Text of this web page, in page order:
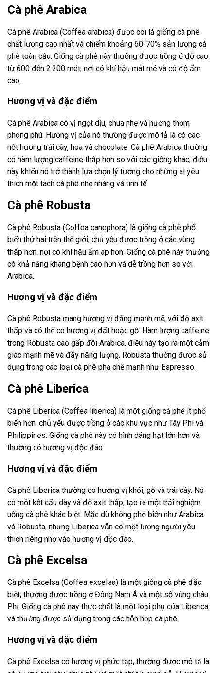
Cà phê Arabica
Cà phê Arabica (Coffea arabica) được coi là giống cà phê
chất lượng cao nhất và chiếm khoảng 60-70% sản lượng cà
phê toàn cầu. Giống cà phê này thường được trồng ở độ cao
từ 600 đến 2.200 mét, nơi có khí hậu mát mẻ và có độ ẩm
cao.
Hương vị và đặc điểm
Cà phê Arabica có vị ngọt dịu, chua nhẹ và hương thơm
phong phú. Hương vị của nó thường được mô tả là có các
nốt hương trái cây, hoa và chocolate. Cà phê Arabica thường
có hàm lượng caffeine thấp hơn so với các giống khác, điều
này khiến nó trở thành lựa chọn lý tưởng cho những ai yêu
thích một tách cà phê nhẹ nhàng và tinh tế.
Cà phê Robusta
Cà phê Robusta (Coffea canephora) là giống cà phê phổ
biến thứ hai trên thế giới, chủ yếu được trồng ở các vùng
thấp hơn, nơi có khí hậu ấm áp hơn. Giống cà phê này thường
có khả năng kháng bệnh cao hơn và dễ trồng hơn so với
Arabica.
Hương vị và đặc điểm
Cà phê Robusta mang hương vị đắng mạnh mẽ, với độ axit
thấp và có thể có hương vị đất hoặc gỗ. Hàm lượng caffeine
trong Robusta cao gấp đôi Arabica, điều này tạo ra một cảm
giác mạnh mẽ và đầy năng lượng. Robusta thường được sử
dụng trong các loại cà phê pha chế mạnh như Espresso.
Cà phê Liberica
Cà phê Liberica (Coffea liberica) là một giống cà phê ít phổ
biến hơn, chủ yếu được trồng ở các khu vực như Tây Phi và
Philippines. Giống cà phê này có hình dáng hạt lớn hơn và
thường có hương vị độc đáo.
Hương vị và đặc điểm
Cà phê Liberica thường có hương vị khói, gỗ và trái cây. Nó
có một kết cấu dày và độ axit thấp, tạo ra một trải nghiệm
uống cà phê khác biệt. Mặc dù không phổ biến như Arabica
và Robusta, nhưng Liberica vẫn có một lượng người yêu
thích riêng nhờ vào hương vị độc đáo.
Cà phê Excelsa
Cà phê Excelsa (Coffea excelsa) là một giống cà phê đặc
biệt, thường được trồng ở Đông Nam Á và một số vùng châu
Phi. Giống cà phê này thực chất là một loại phụ của Liberica
và thường được sử dụng trong các hỗn hợp cà phê.
Hương vị và đặc điểm
Cà phê Excelsa có hương vị phức tạp, thường được mô tả là